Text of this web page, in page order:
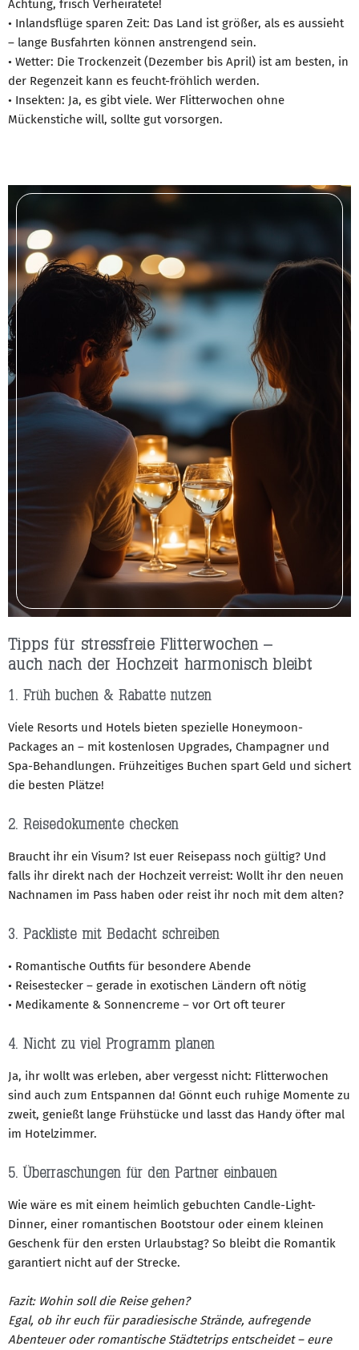
Achtung, frisch Verheiratete!
• Inlandsflüge sparen Zeit: Das Land ist größer, als es aussieht
– lange Busfahrten können anstrengend sein.
• Wetter: Die Trockenzeit (Dezember bis April) ist am besten, in
der Regenzeit kann es feucht-fröhlich werden.
• Insekten: Ja, es gibt viele. Wer Flitterwochen ohne
Mückenstiche will, sollte gut vorsorgen.
Tipps für stressfreie Flitterwochen –
auch nach der Hochzeit harmonisch bleibt
1. Früh buchen & Rabatte nutzen
Viele Resorts und Hotels bieten spezielle Honeymoon-
Packages an – mit kostenlosen Upgrades, Champagner und
Spa-Behandlungen. Frühzeitiges Buchen spart Geld und sichert
die besten Plätze!
2. Reisedokumente checken
Braucht ihr ein Visum? Ist euer Reisepass noch gültig? Und
falls ihr direkt nach der Hochzeit verreist: Wollt ihr den neuen
Nachnamen im Pass haben oder reist ihr noch mit dem alten?
3. Packliste mit Bedacht schreiben
• Romantische Outfits für besondere Abende
• Reisestecker – gerade in exotischen Ländern oft nötig
• Medikamente & Sonnencreme – vor Ort oft teurer
4. Nicht zu viel Programm planen
Ja, ihr wollt was erleben, aber vergesst nicht: Flitterwochen
sind auch zum Entspannen da! Gönnt euch ruhige Momente zu
zweit, genießt lange Frühstücke und lasst das Handy öfter mal
im Hotelzimmer.
5. Überraschungen für den Partner einbauen
Wie wäre es mit einem heimlich gebuchten Candle-Light-
Dinner, einer romantischen Bootstour oder einem kleinen
Geschenk für den ersten Urlaubstag? So bleibt die Romantik
garantiert nicht auf der Strecke.
Fazit: Wohin soll die Reise gehen?
Egal, ob ihr euch für paradiesische Strände, aufregende
Abenteuer oder romantische Städtetrips entscheidet – eure